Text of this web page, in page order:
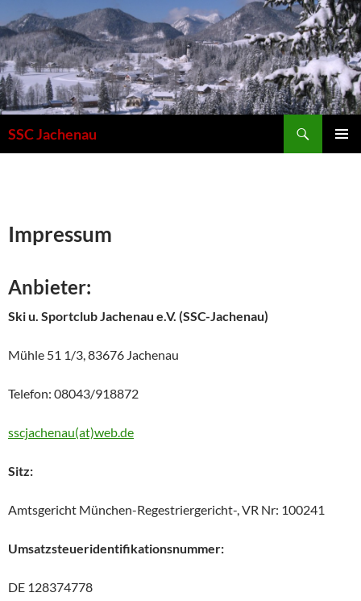
Inhalt
springen
SSC Jachenau
Impressum
Anbieter:
Ski u. Sportclub Jachenau e.V. (SSC-Jachenau)
Mühle 51 1/3, 83676 Jachenau
Telefon: 08043/918872
sscjachenau(at)web.de
Sitz:
Amtsgericht München-Regestriergericht-, VR Nr: 100241
Umsatzsteueridentifikationsnummer:
DE 128374778